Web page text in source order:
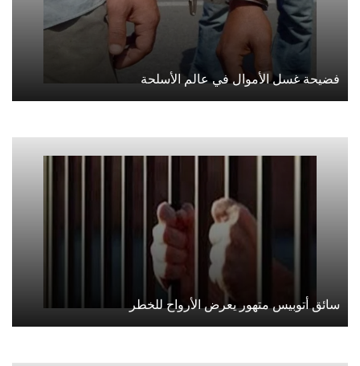
فضيحة غسل الأموال في عالم الأسلحة
سائق أتوبيس متهور يعرض الأرواح للخطر